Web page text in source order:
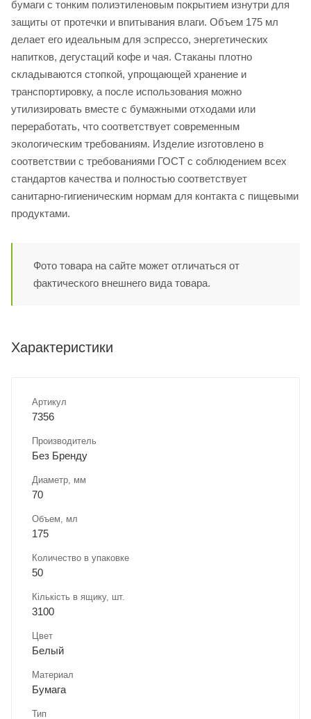
бумаги с тонким полиэтиленовым покрытием изнутри для
защиты от протечки и впитывания влаги. Объем 175 мл
делает его идеальным для эспрессо, энергетических
напитков, дегустаций кофе и чая. Стаканы плотно
складываются стопкой, упрощающей хранение и
транспортировку, а после использования можно
утилизировать вместе с бумажными отходами или
переработать, что соответствует современным
экологическим требованиям. Изделие изготовлено в
соответствии с требованиями ГОСТ с соблюдением всех
стандартов качества и полностью соответствует
санитарно-гигиеническим нормам для контакта с пищевыми
продуктами.
Фото товара на сайте может отличаться от
фактического внешнего вида товара.
Характеристики
Артикул
7356
Производитель
Без Бренду
Диаметр, мм
70
Объем, мл
175
Количество в упаковке
50
Кількість в ящику, шт.
3100
Цвет
Белый
Материал
Бумага
Тип